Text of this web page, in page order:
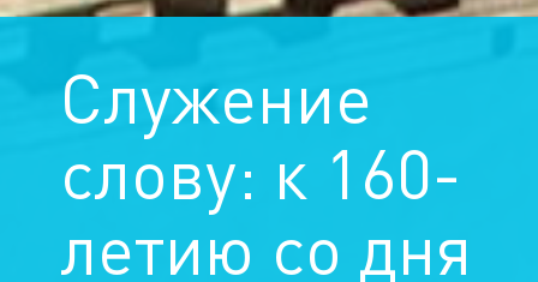
Служение
слову: к 160-
летию со дня